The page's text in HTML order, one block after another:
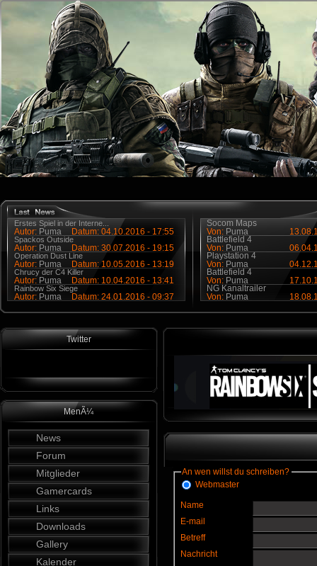
Erstes Spiel in der Interne...
Autor: Puma Datum: 04.10.2016 - 17:55
Spackos Outside
Autor: Puma Datum: 30.07.2016 - 19:15
Operation Dust Line
Autor: Puma Datum: 10.05.2016 - 13:19
Chrucy der C4 Killer
Autor: Puma Datum: 10.04.2016 - 13:41
Rainbow Six Siege
Autor: Puma Datum: 24.01.2016 - 09:37
Socom Maps
Von: Puma
Battlefield 4
Von: Puma
Playstation 4
Von: Puma
Battlefield 4
Von: Puma
NG Kanaltrailer
Von: Puma
Twitter
MenÃ¼
News
Forum
Mitglieder
Gamercards
Links
Downloads
Gallery
Kalender
An wen willst du schreiben?
Webmaster
Name
E-mail
Betreff
Nachricht